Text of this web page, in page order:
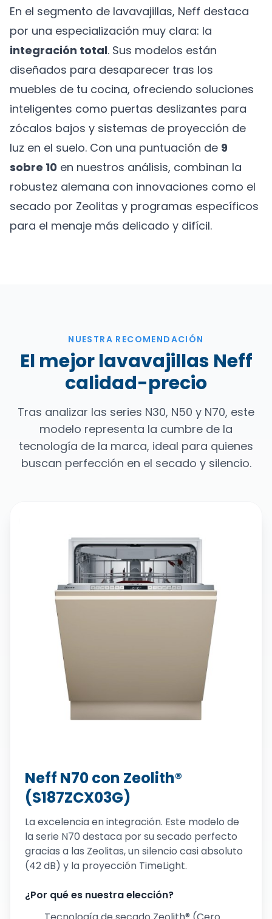
En el segmento de lavavajillas, Neff destaca
por una especialización muy clara: la
integración total. Sus modelos están
diseñados para desaparecer tras los
muebles de tu cocina, ofreciendo soluciones
inteligentes como puertas deslizantes para
zócalos bajos y sistemas de proyección de
luz en el suelo. Con una puntuación de 9
sobre 10 en nuestros análisis, combinan la
robustez alemana con innovaciones como el
secado por Zeolitas y programas específicos
para el menaje más delicado y difícil.
NUESTRA RECOMENDACIÓN
El mejor lavavajillas Neff
calidad-precio
Tras analizar las series N30, N50 y N70, este
modelo representa la cumbre de la
tecnología de la marca, ideal para quienes
buscan perfección en el secado y silencio.
Neff N70 con Zeolith®
(S187ZCX03G)
La excelencia en integración. Este modelo de
la serie N70 destaca por su secado perfecto
gracias a las Zeolitas, un silencio casi absoluto
(42 dB) y la proyección TimeLight.
¿Por qué es nuestra elección?